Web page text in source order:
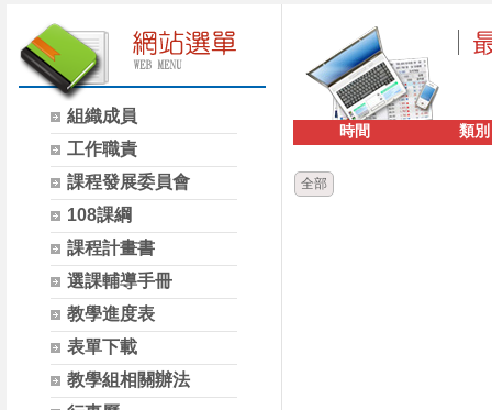
組織成員
工作職責
課程發展委員會
108課綱
課程計畫書
選課輔導手冊
教學進度表
表單下載
教學組相關辦法
時間 類別
全部